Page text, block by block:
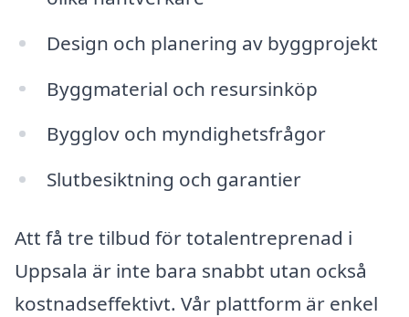
Design och planering av byggprojekt
Byggmaterial och resursinköp
Bygglov och myndighetsfrågor
Slutbesiktning och garantier
Att få tre tilbud för totalentreprenad i
Uppsala är inte bara snabbt utan också
kostnadseffektivt. Vår plattform är enkel